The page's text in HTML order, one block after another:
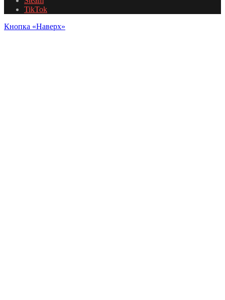
TikTok
Кнопка «Наверх»